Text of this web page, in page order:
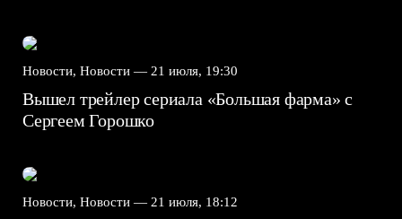
Новости, Новости — 21 июля, 19:30
Вышел трейлер сериала «Большая фарма» с
Сергеем Горошко
Новости, Новости — 21 июля, 18:12